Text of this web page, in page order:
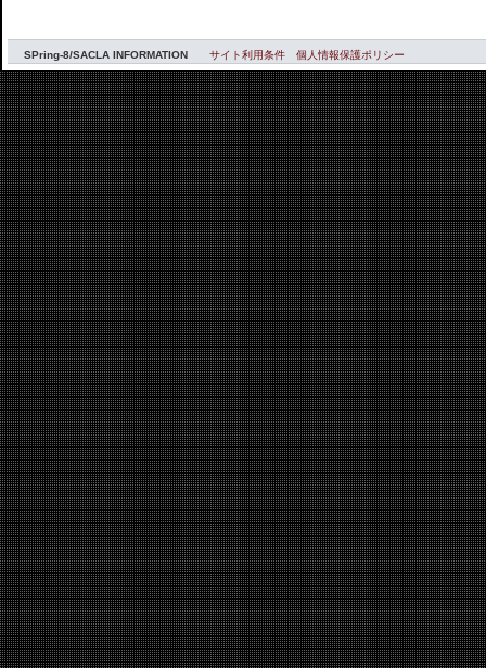
SPring-8/SACLA INFORMATION サイト利用条件 個人情報保護ポリシー